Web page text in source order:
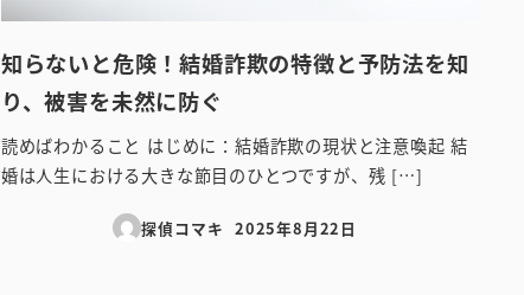
知らないと危険！結婚詐欺の特徴と予防法を知
り、被害を未然に防ぐ
読めばわかること はじめに：結婚詐欺の現状と注意喚起 結
婚は人生における大きな節目のひとつですが、残 […]
探偵コマキ
投稿日
2025年8月22日